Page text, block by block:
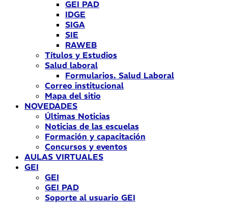
GEI PAD
IDGE
SIGA
SIE
RAWEB
Títulos y Estudios
Salud laboral
Formularios. Salud Laboral
Correo institucional
Mapa del sitio
NOVEDADES
Últimas Noticias
Noticias de las escuelas
Formación y capacitación
Concursos y eventos
AULAS VIRTUALES
GEI
GEI
GEI PAD
Soporte al usuario GEI